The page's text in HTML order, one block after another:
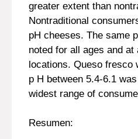
greater extent than
Nontraditional
pH cheeses. The same
noted for all ages and at
locations. Queso fresco
p H between 5.4-6.1
widest range of
Resumen: